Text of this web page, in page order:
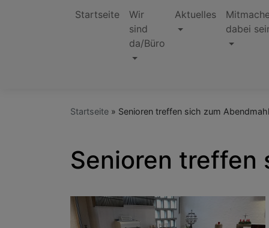
Hauptnavigation
Startseite
Wir
sind
da/Büro
Aktuelles
dabei
Startseite Senioren treffen sich zum Abendmahl
Senioren treffen